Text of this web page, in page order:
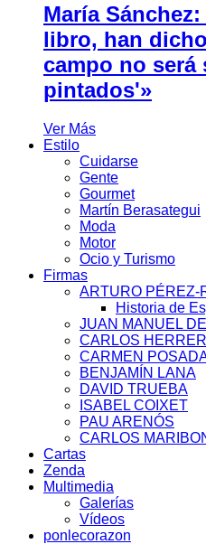
María
libro, han
campo no
pintados'»
Ver Más
Estilo
Cuidarse
Gente
Gourmet
Martín Berasategui
Moda
Motor
Ocio y Turismo
Firmas
ARTURO PÉREZ-
Historia de
JUAN MANUEL
CARLOS
CARMEN
BENJAMÍN LANA
DAVID TRUEBA
ISABEL COIXET
PAU ARENÓS
CARLOS
Cartas
Zenda
Multimedia
Galerías
Vídeos
ponlecorazon